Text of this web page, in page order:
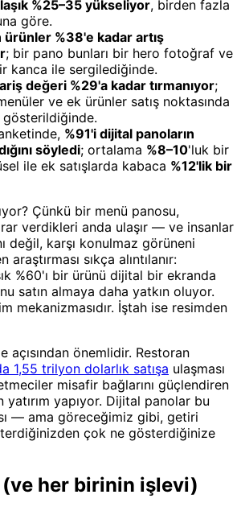
%25–35 yükseliyor, birden fazla
göre.
ürünler %38'e kadar artış
; bir pano bunları bir hero fotoğraf ve
kanca ile sergilediğinde.
değeri %29'a kadar tırmanıyor;
ve ek ürünler satış noktasında
%91'i dijital panoların
söyledi; ortalama %8–10'luk bir
ile ek satışlarda kabaca %12'lik bir
Çünkü bir menü panosu,
verdikleri anda ulaşır — ve insanlar
değil, karşı konulmaz görüneni
sıkça alıntılanır:
%60'ı bir ürünü dijital bir ekranda
satın almaya daha yatkın oluyor.
mekanizmasıdır. İştah ise resimden
açısından önemlidir. Restoran
1,55 trilyon dolarlık satışa ulaşması
misafir bağlarını güçlendiren
yapıyor. Dijital panolar bu
— ama göreceğimiz gibi, getiri
çok ne gösterdiğinize
(ve her birinin işlevi)